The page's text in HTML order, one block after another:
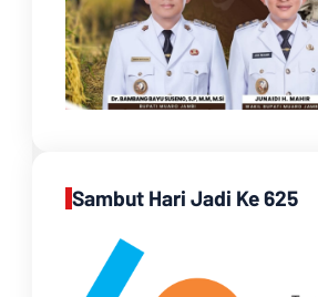
Sambut Hari Jadi Ke 625